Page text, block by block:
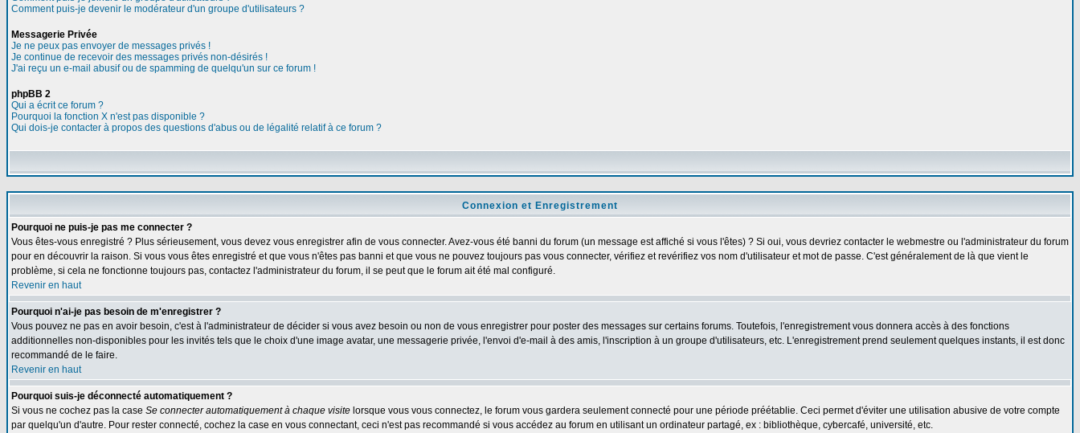
Comment puis-je devenir le modérateur d'un groupe d'utilisateurs ?
Messagerie Privée
Je ne peux pas envoyer de messages privés !
Je continue de recevoir des messages privés non-désirés !
J'ai reçu un e-mail abusif ou de spamming de quelqu'un sur ce forum !
phpBB 2
Qui a écrit ce forum ?
Pourquoi la fonction X n'est pas disponible ?
Qui dois-je contacter à propos des questions d'abus ou de légalité relatif à ce forum ?
Connexion et Enregistrement
Pourquoi ne puis-je pas me connecter ?
Vous êtes-vous enregistré ? Plus sérieusement, vous devez vous enregistrer afin de vous connecter. Avez-vous été banni du forum (un message est affiché si vous l'êtes) ? Si oui, vous devriez contacter le webmestre ou l'administrateur du forum
pour en découvrir la raison. Si vous vous êtes enregistré et que vous n'êtes pas banni et que vous ne pouvez toujours pas vous connecter, vérifiez et revérifiez vos nom d'utilisateur et mot de passe. C'est généralement de là que vient le
problème, si cela ne fonctionne toujours pas, contactez l'administrateur du forum, il se peut que le forum ait été mal configuré.
Revenir en haut
Pourquoi n'ai-je pas besoin de m'enregistrer ?
Vous pouvez ne pas en avoir besoin, c'est à l'administrateur de décider si vous avez besoin ou non de vous enregistrer pour poster des messages sur certains forums. Toutefois, l'enregistrement vous donnera accès à des fonctions
additionnelles non-disponibles pour les invités tels que le choix d'une image avatar, une messagerie privée, l'envoi d'e-mail à des amis, l'inscription à un groupe d'utilisateurs, etc. L'enregistrement prend seulement quelques instants, il est donc
recommandé de le faire.
Revenir en haut
Pourquoi suis-je déconnecté automatiquement ?
Si vous ne cochez pas la case Se connecter automatiquement à chaque visite lorsque vous vous connectez, le forum vous gardera seulement connecté pour une période préétablie. Ceci permet d'éviter une utilisation abusive de votre compte
par quelqu'un d'autre. Pour rester connecté, cochez la case en vous connectant, ceci n'est pas recommandé si vous accédez au forum en utilisant un ordinateur partagé, ex : bibliothèque, cybercafé, université, etc.